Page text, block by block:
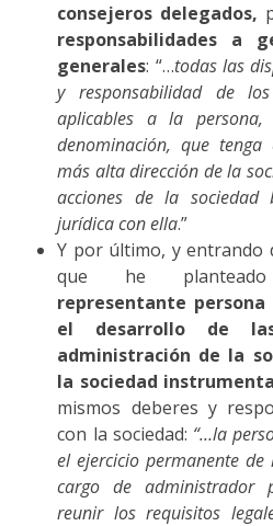
consejeros delegados,
responsabilidades a
generales: “…todas las
y responsabilidad de
aplicables a la
denominación, que
más alta dirección de la
acciones de la sociedad
jurídica con ella.”
Y por último, y entrando
que he
representante
el desarrollo de
administración de la
la sociedad
mismos deberes y
con la sociedad: “…la
el ejercicio permanente
cargo de administrador
reunir los requisitos